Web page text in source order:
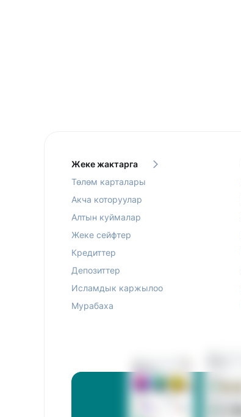
Жеке жактарга
Төлөм карталары
Акча которуулар
Алтын куймалар
Жеке сейфтер
Кредиттер
Депозиттер
Исламдык каржылоо
Мурабаха